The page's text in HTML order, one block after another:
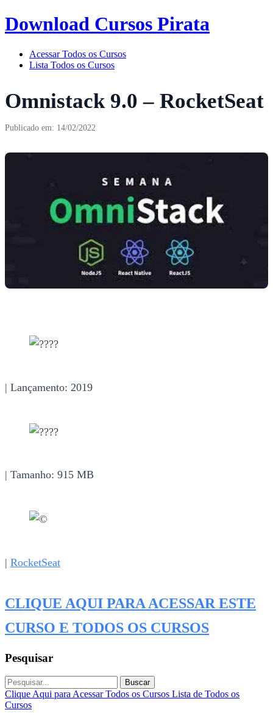
Download Cursos Pirata
Acessar Todos os Cursos
Lista Todos os Cursos
Omnistack 9.0 – RocketSeat
Publicado em: 14/02/2022
| Lançamento: 2019
| Tamanho: 915 MB
| RocketSeat
CLIQUE AQUI PARA ACESSAR ESTE
CURSO E TODOS OS CURSOS
Pesquisar
Buscar
Clique Aqui para Acessar Todos os Cursos Lista de Todos os
Cursos